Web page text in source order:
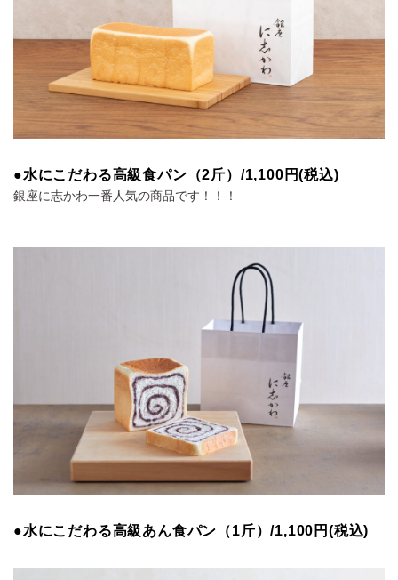
●水にこだわる高級食パン（2斤）/1,100円(税込)
銀座に志かわ一番人気の商品です！！！
●水にこだわる高級あん食パン（1斤）/1,100円(税込)